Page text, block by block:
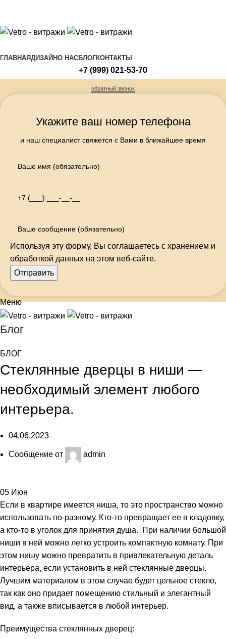
ГЛАВНАЯДИЗАЙНО НАСБЛОГКОНТАКТЫ
+7 (999) 021-53-70
обратный звонок
Укажите ваш номер телефона
и наш специалист свяжется с Вами в ближайшее время
Используя эту форму, Вы соглашаетесь с хранением и
обработкой данных на этом веб-сайте.
Меню
Блог
БЛОГ
Стеклянные дверцы в ниши —
необходимый элемент любого
интерьера.
04.06.2023
Сообщение от admin
05 Июн
Если в квартире имеется ниша, то это пространство можно
использовать по-разному. Кто-то превращает ее в кладовку,
а кто-то в уголок для принятия душа. При наличии большой
ниши в ней можно легко устроить компактную комнату. При
этом нишу можно превратить в привлекательную деталь
интерьера, если установить в ней стеклянные дверцы.
Лучшим материалом в этом случае будет цельное стекло,
так как оно придает помещению стильный и элегантный
вид, а также вписывается в любой интерьер.
Преимущества стеклянных дверец: